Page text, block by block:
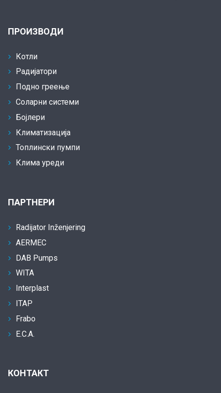
ПРОИЗВОДИ
Котли
Радијатори
Подно греење
Соларни системи
Бојлери
Климатизација
Топлински пумпи
Клима уреди
ПАРТНЕРИ
Radijator Inženjering
AERMEC
DAB Pumps
WITA
Interplast
ITAP
Frabo
E.C.A.
КОНТАКТ